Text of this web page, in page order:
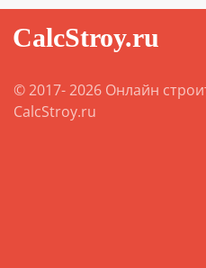
© 2017-2026 Онлайн
CalcStroy.ru